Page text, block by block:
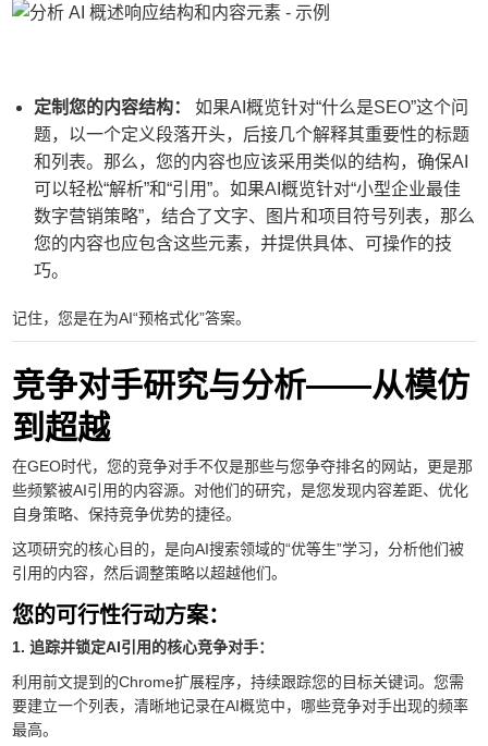
定制您的内容结构：
如果AI概览针对“什么是SEO”这个问
题，以一个定义段落开头，后接几个解释其重要性的标题
和列表。那么，您的内容也应该采用类似的结构，确保AI
可以轻松“解析”和“引用”。如果AI概览针对“小型企业最佳
数字营销策略”，结合了文字、图片和项目符号列表，那么
您的内容也应包含这些元素，并提供具体、可操作的技
巧。
记住，您是在为AI“预格式化”答案。
竞争对手研究与分析——从模仿
到超越
在GEO时代，您的竞争对手不仅是那些与您争夺排名的网站，更是那
些频繁被AI引用的内容源。对他们的研究，是您发现内容差距、优化
自身策略、保持竞争优势的捷径。
这项研究的核心目的，是向AI搜索领域的“优等生”学习，分析他们被
引用的内容，然后调整策略以超越他们。
您的可行性行动方案：
1. 追踪并锁定AI引用的核心竞争对手：
利用前文提到的Chrome扩展程序，持续跟踪您的目标关键词。您需
要建立一个列表，清晰地记录在AI概览中，哪些竞争对手出现的频率
最高。